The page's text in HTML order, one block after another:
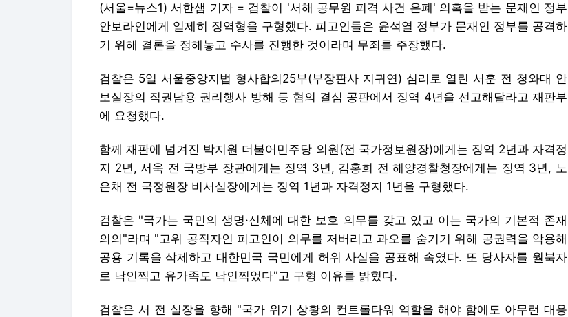
(서울=뉴스1) 서한샘 기자 = 검찰이 '서해 공무원 피격 사건 은폐' 의혹을 받는 문재인 정부
안보라인에게 일제히 징역형을 구형했다. 피고인들은 윤석열 정부가 문재인 정부를 공격하
기 위해 결론을 정해놓고 수사를 진행한 것이라며 무죄를 주장했다.
검찰은 5일 서울중앙지법 형사합의25부(부장판사 지귀연) 심리로 열린 서훈 전 청와대 안
보실장의 직권남용 권리행사 방해 등 혐의 결심 공판에서 징역 4년을 선고해달라고 재판부
에 요청했다.
함께 재판에 넘겨진 박지원 더불어민주당 의원(전 국가정보원장)에게는 징역 2년과 자격정
지 2년, 서욱 전 국방부 장관에게는 징역 3년, 김홍희 전 해양경찰청장에게는 징역 3년, 노
은채 전 국정원장 비서실장에게는 징역 1년과 자격정지 1년을 구형했다.
검찰은 "국가는 국민의 생명·신체에 대한 보호 의무를 갖고 있고 이는 국가의 기본적 존재
의의"라며 "고위 공직자인 피고인이 의무를 저버리고 과오를 숨기기 위해 공권력을 악용해
공용 기록을 삭제하고 대한민국 국민에게 허위 사실을 공표해 속였다. 또 당사자를 월북자
로 낙인찍고 유가족도 낙인찍었다"고 구형 이유를 밝혔다.
검찰은 서 전 실장을 향해 "국가 위기 상황의 컨트롤타워 역할을 해야 함에도 아무런 대응